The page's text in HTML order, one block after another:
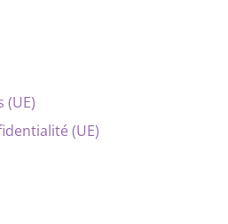
(UE)
(UE)